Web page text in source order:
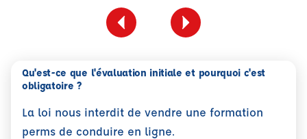
Qu'est-ce que l'évaluation initiale et pourquoi c'est
obligatoire ?
La loi nous interdit de vendre une formation
perms de conduire en ligne.